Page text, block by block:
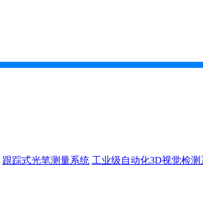
跟踪式光笔测量系统 工业级自动化3D视觉检测